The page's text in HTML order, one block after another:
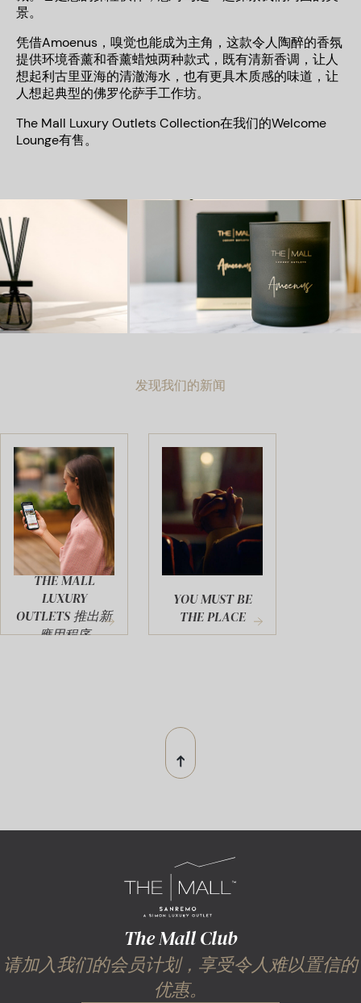
景。
凭借Amoenus ，嗅觉也能成为主角，这款令人陶醉的香氛
提供环境香薰和香薰蜡烛两种款式，既有清新香调，让人
想起利古里亚海的清澈海水，也有更具木质感的味道，让
人想起典型的佛罗伦萨手工作坊。
The Mall Luxury Outlets Collection在我们的Welcome
Lounge有售。
发现我们的新闻
THE MALL
LUXURY
OUTLETS 推出新
應用程序
YOU MUST BE
THE PLACE
The Mall Club
请加入我们的会员计划，享受令人难以置信的
优惠。